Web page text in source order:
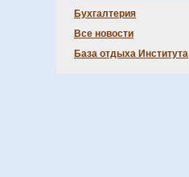
Бухгалтерия
Все новости
База отдыха Института